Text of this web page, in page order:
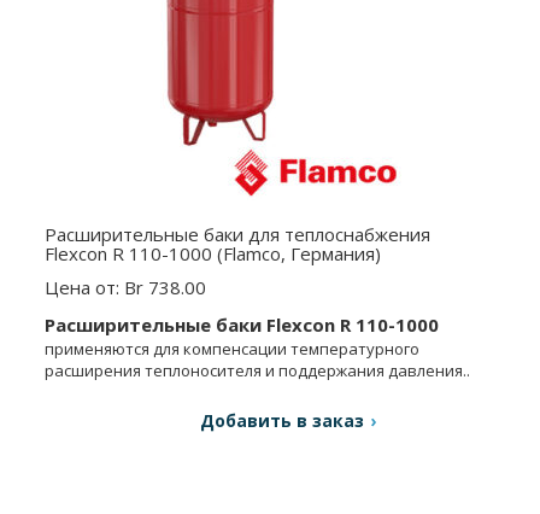
Расширительные баки для теплоснабжения
Flexcon R 110-1000 (Flamco, Германия)
Цена от: Br 738.00
Расширительные баки Flexcon R 110-1000
применяются для компенсации температурного
расширения теплоносителя и поддержания давления..
Добавить в заказ